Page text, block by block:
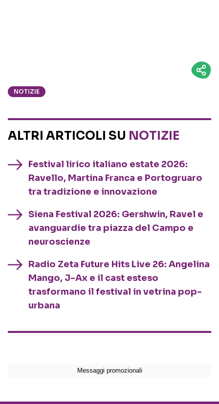
NOTIZIE
ALTRI ARTICOLI SU NOTIZIE
Festival lirico italiano estate 2026:
Ravello, Martina Franca e Portogruaro
tra tradizione e innovazione
Siena Festival 2026: Gershwin, Ravel e
avanguardie tra piazza del Campo e
neuroscienze
Radio Zeta Future Hits Live 26: Angelina
Mango, J-Ax e il cast esteso
trasformano il festival in vetrina pop-
urbana